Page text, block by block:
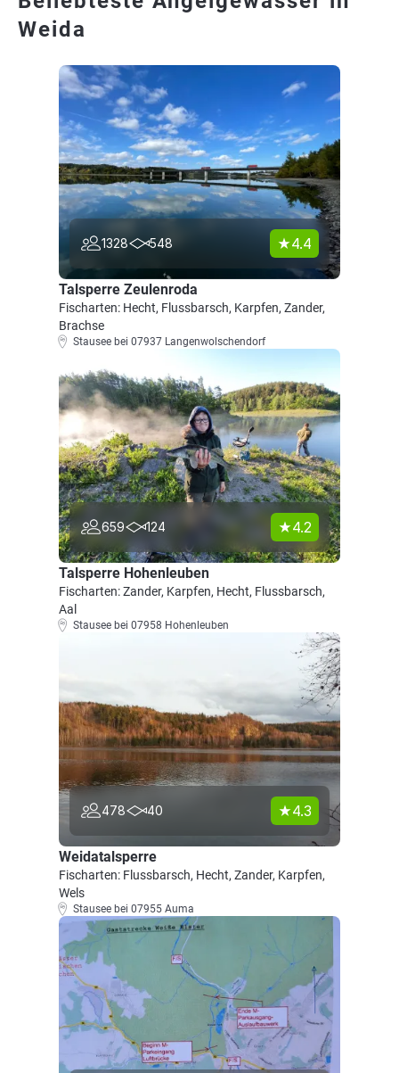
Weida
1328 548 4.4
Talsperre Zeulenroda
Fischarten: Hecht, Flussbarsch, Karpfen, Zander,
Brachse
Stausee bei 07937 Langenwolschendorf
659 124 4.2
Talsperre Hohenleuben
Fischarten: Zander, Karpfen, Hecht, Flussbarsch,
Aal
Stausee bei 07958 Hohenleuben
478 40 4.3
Weidatalsperre
Fischarten: Flussbarsch, Hecht, Zander, Karpfen,
Wels
Stausee bei 07955 Auma